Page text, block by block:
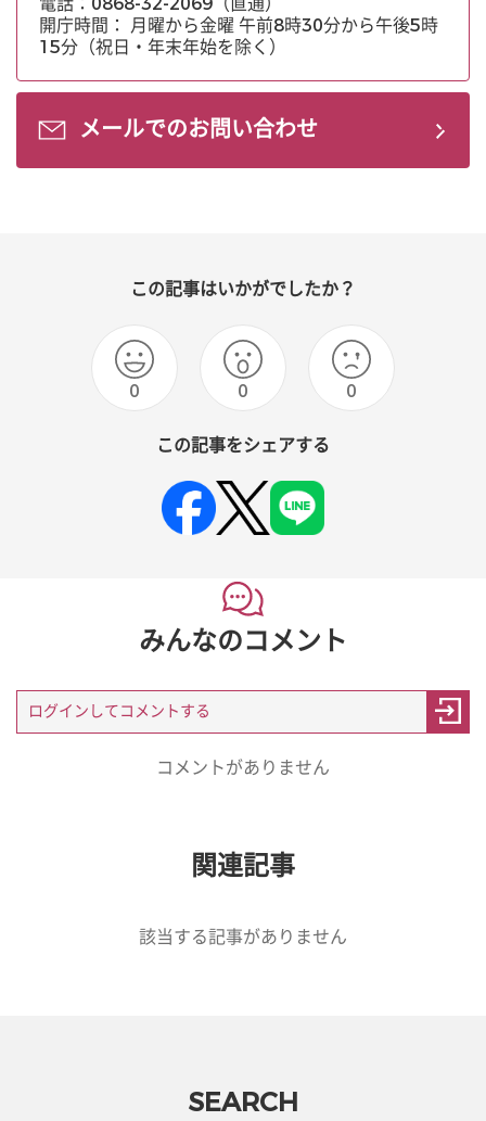
開庁時間： 月曜から金曜 午前8時30分から午後5時
15分（祝日・年末年始を除く）
メールでのお問い合わせ
この記事はいかがでしたか？
0 0 0
この記事をシェアする
みんなのコメント
コメントがありません
関連記事
該当する記事がありません
SEARCH